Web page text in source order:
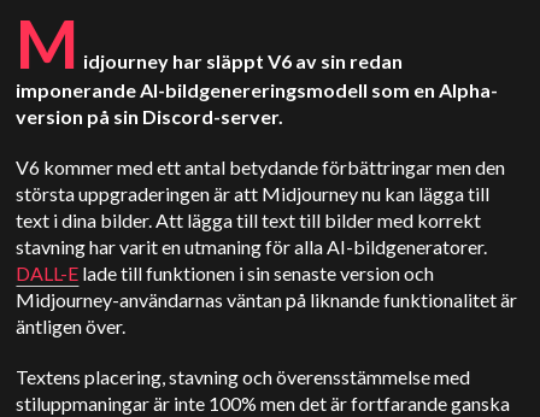
M idjourney har släppt V6 av sin redan
imponerande AI-bildgenereringsmodell som en Alpha-
version på sin Discord-server.
V6 kommer med ett antal betydande förbättringar men den
största uppgraderingen är att Midjourney nu kan lägga till
text i dina bilder. Att lägga till text till bilder med korrekt
stavning har varit en utmaning för alla AI-bildgeneratorer.
DALL-E lade till funktionen i sin senaste version och
Midjourney-användarnas väntan på liknande funktionalitet är
äntligen över.
Textens placering, stavning och överensstämmelse med
stiluppmaningar är inte 100% men det är fortfarande ganska